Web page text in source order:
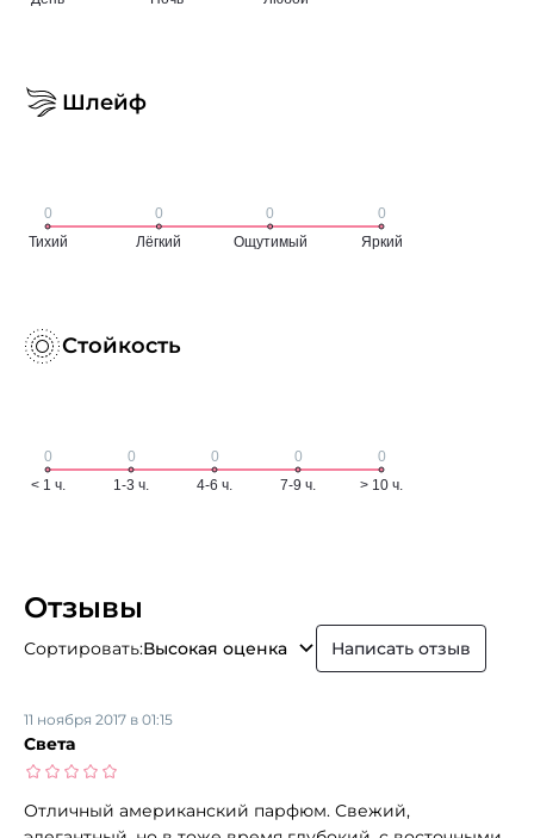
Шлейф
Стойкость
Отзывы
Сортировать:Высокая оценка Написать отзыв
Света
11 ноября 2017 в 01:15
Отличный американский парфюм. Свежий,